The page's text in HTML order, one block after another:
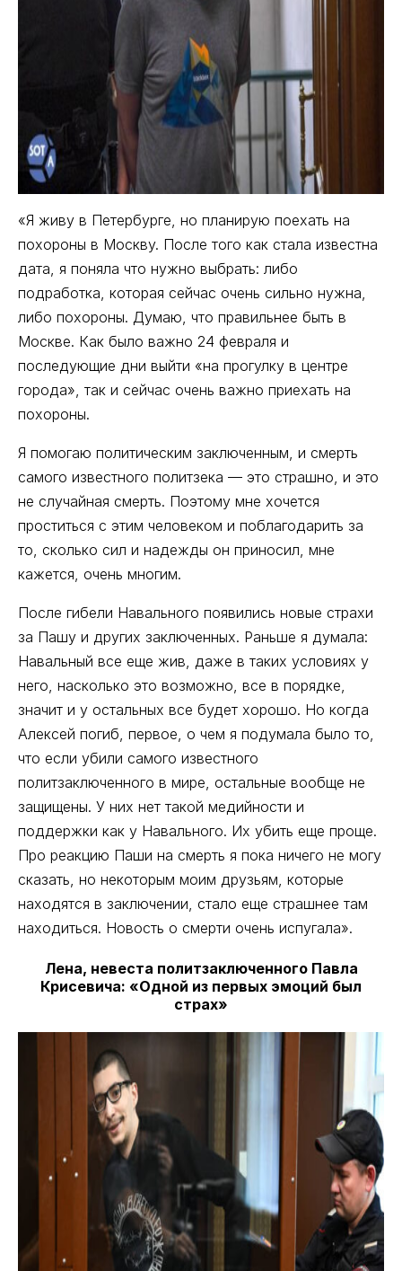
«Я живу в Петербурге, но планирую поехать на
похороны в Москву. После того как стала известна
дата, я поняла что нужно выбрать: либо
подработка, которая сейчас очень сильно нужна,
либо похороны. Думаю, что правильнее быть в
Москве. Как было важно 24 февраля и
последующие дни выйти «на прогулку в центре
города», так и сейчас очень важно приехать на
похороны.
Я помогаю политическим заключенным, и смерть
самого известного политзека — это страшно, и это
не случайная смерть. Поэтому мне хочется
проститься с этим человеком и поблагодарить за
то, сколько сил и надежды он приносил, мне
кажется, очень многим.
После гибели Навального появились новые страхи
за Пашу и других заключенных. Раньше я думала:
Навальный все еще жив, даже в таких условиях у
него, насколько это возможно, все в порядке,
значит и у остальных все будет хорошо. Но когда
Алексей погиб, первое, о чем я подумала было то,
что если убили самого известного
политзаключенного в мире, остальные вообще не
защищены. У них нет такой медийности и
поддержки как у Навального. Их убить еще проще.
Про реакцию Паши на смерть я пока ничего не могу
сказать, но некоторым моим друзьям, которые
находятся в заключении, стало еще страшнее там
находиться. Новость о смерти очень испугала».
Лена, невеста политзаключенного Павла
Крисевича: «Одной из первых эмоций был
страх»